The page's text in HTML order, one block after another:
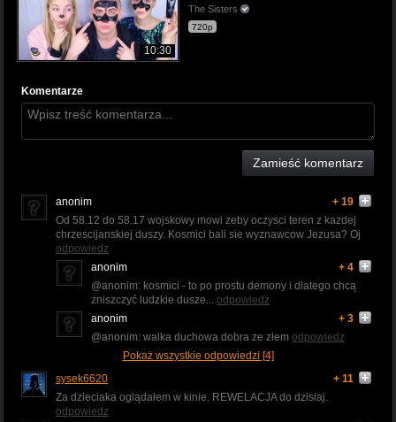
10:30
The Sisters
720p
Komentarze
Zamieść komentarz
anonim
+ 19
Od 58.12 do 58.17 wojskowy mowi zeby oczysci teren z kazdej
chrzescijanskiej duszy. Kosmici bali sie wyznawcow Jezusa? Oj
odpowiedz
anonim
+ 4
@anonim: kosmici - to po prostu demony i dlatego chcą
zniszczyć ludzkie dusze... odpowiedz
anonim
+ 3
@anonim: walka duchowa dobra ze złem odpowiedz
Pokaż wszystkie odpowiedzi [4]
sysek6620
+ 11
Za dzieciaka oglądałem w kinie. REWELACJA do dzisiaj.
odpowiedz